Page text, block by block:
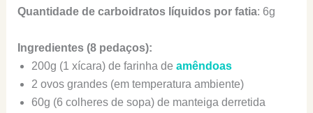
Quantidade de carboidratos líquidos por fatia: 6g
Ingredientes (8 pedaços):
200g (1 xícara) de farinha de amêndoas
2 ovos grandes (em temperatura ambiente)
60g (6 colheres de sopa) de manteiga derretida